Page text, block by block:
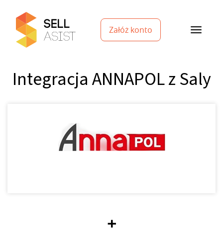
Załóż konto
Integracja ANNAPOL z Saly
+